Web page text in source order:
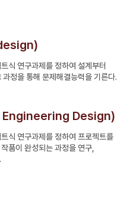
식 연구과제를 정하여 설계부터
정을 통해 문제해결능력을 기른다.
Engineering Design)
식 연구과제를 정하여 프로젝트를
품이 완성되는 과정을 연구,